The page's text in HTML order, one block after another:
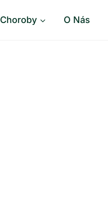
Choroby O Nás